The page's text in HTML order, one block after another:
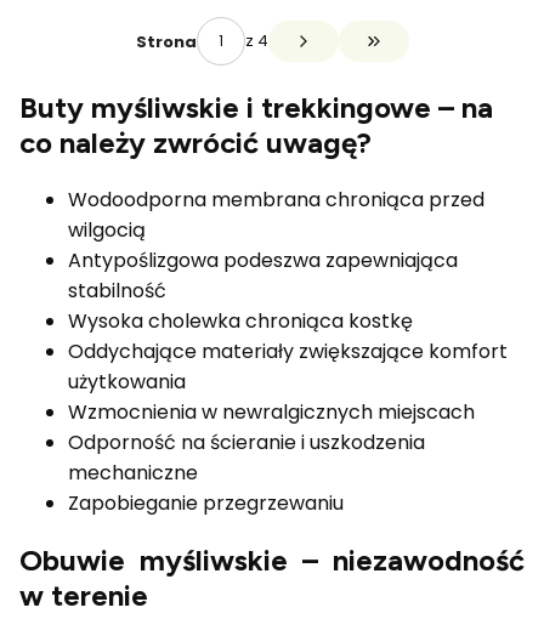
Strona z 4 Przejdź do ostatniej
Buty myśliwskie i trekkingowe – na
co należy zwrócić uwagę?
Wodoodporna membrana chroniąca przed
wilgocią
Antypoślizgowa podeszwa zapewniająca
stabilność
Wysoka cholewka chroniąca kostkę
Oddychające materiały zwiększające komfort
użytkowania
Wzmocnienia w newralgicznych miejscach
Odporność na ścieranie i uszkodzenia
mechaniczne
Zapobieganie przegrzewaniu
Obuwie myśliwskie – niezawodność
w terenie